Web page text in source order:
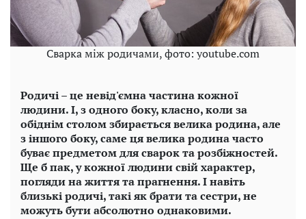
Сварка між родичами, фото: youtube.com
Родичі – це невід'ємна частина кожної
людини. І, з одного боку, класно, коли за
обіднім столом збирається велика родина, але
з іншого боку, саме ця велика родина часто
буває предметом для сварок та розбіжностей.
Ще б пак, у кожної людини свій характер,
погляди на життя та прагнення. І навіть
близькі родичі, такі як брати та сестри, не
можуть бути абсолютно однаковими.